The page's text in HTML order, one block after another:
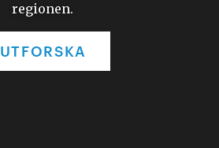
regionen.
UTFORSKA